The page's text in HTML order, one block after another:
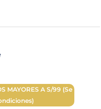
100.00.
MAYORES A S/99 (Se